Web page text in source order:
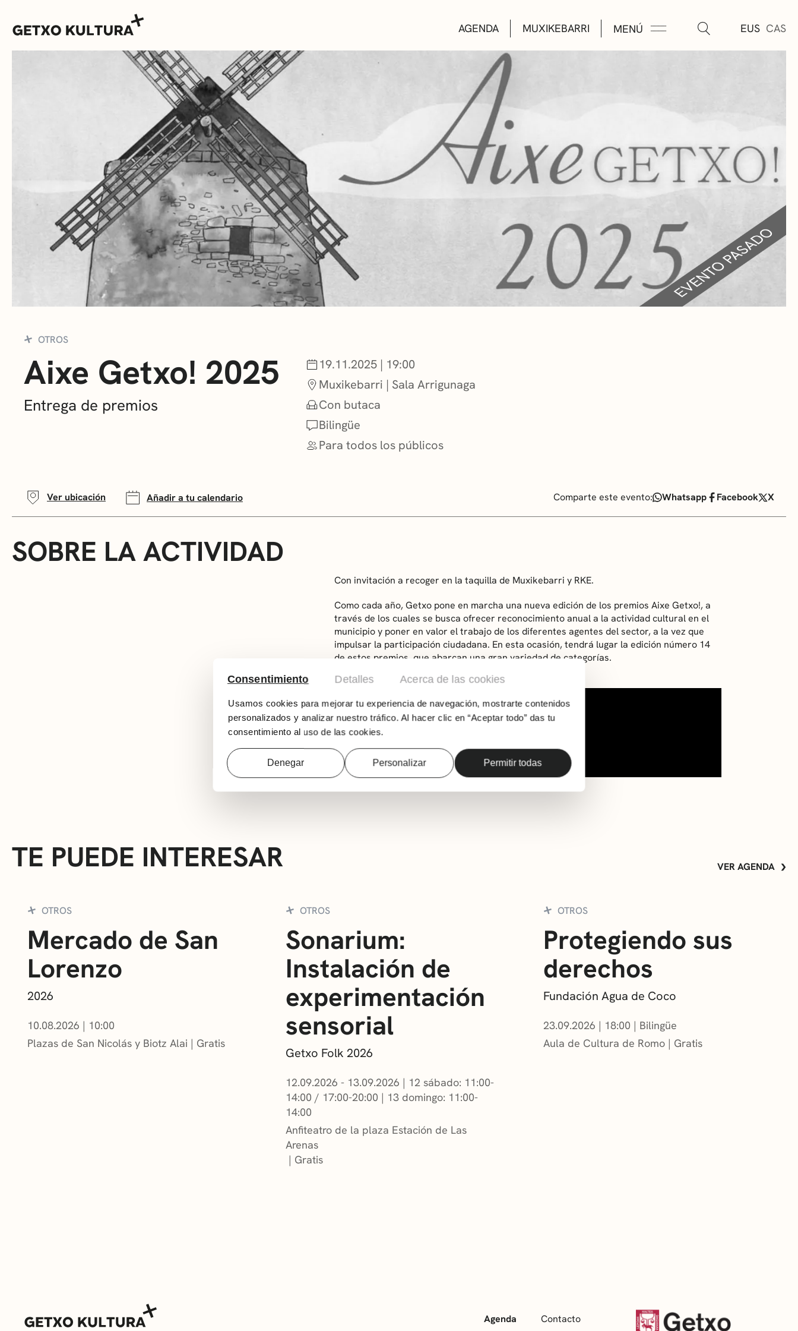
Consentimiento Detalles Acerca de las cookies
Usamos cookies para mejorar tu experiencia de navegación, mostrarte contenidos
personalizados y analizar nuestro tráfico. Al hacer clic en “Aceptar todo” das tu
consentimiento al uso de las cookies.
Denegar Personalizar Permitir todas
AGENDA MUXIKEBARRI MENÚ EUS CAS
AGENDA
MUXIKEBARRI
CONTACTO
ENTRADAS
AULAS DE CULTURA
BIBLIOTECAS
ESCUELA DE MÚSICA
CONVOCATORIAS
NOTICIAS
ASOCIACIONES CULTURALES
OTROS
Aixe Getxo! 2025
Entrega de premios
19.11.2025 | 19:00
Muxikebarri | Sala Arrigunaga
Con butaca
Bilingüe
Para todos los públicos
Ver ubicación Añadir a tu calendario Comparte este evento: Whatsapp Facebook X
SOBRE LA ACTIVIDAD
Con invitación a recoger en la taquilla de Muxikebarri y RKE.
Como cada año, Getxo pone en marcha una nueva edición de los premios Aixe Getxo!, a
través de los cuales se busca ofrecer reconocimiento anual a la actividad cultural en el
municipio y poner en valor el trabajo de los diferentes agentes del sector, a la vez que
impulsar la participación ciudadana. En esta ocasión, tendrá lugar la edición número 14
de estos premios, que abarcan una gran variedad de categorías.
TE PUEDE INTERESAR VER AGENDA
OTROS
Mercado de San
Lorenzo
2026
10.08.2026 | 10:00
Plazas de San Nicolás y Biotz Alai
Gratis
OTROS
Sonarium:
Instalación de
experimentación
sensorial
Getxo Folk 2026
12.09.2026 - 13.09.2026 | 12 sábado: 11:00-
14:00 / 17:00-20:00 | 13 domingo: 11:00-
14:00
Anfiteatro de la plaza Estación de Las
Arenas
Gratis
OTROS
Protegiendo sus
derechos
Fundación Agua de Coco
23.09.2026 | 18:00
Bilingüe
Aula de Cultura de Romo
Gratis
Agenda Contacto